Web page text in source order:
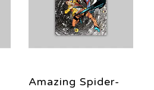
Amazing Spider-